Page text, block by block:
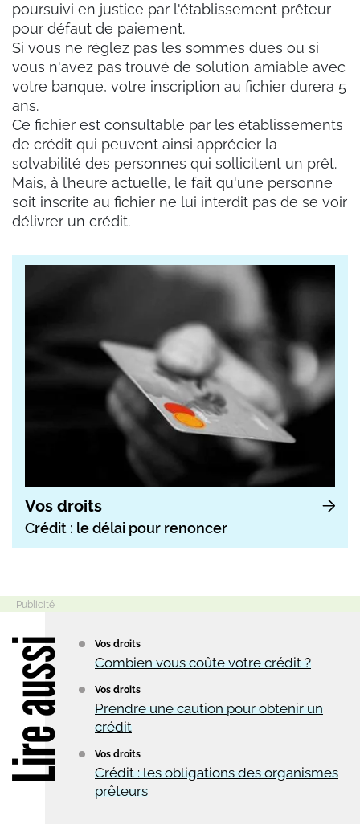
poursuivi en justice par l'établissement prêteur
pour défaut de paiement.
Si vous ne réglez pas les sommes dues ou si
vous n'avez pas trouvé de solution amiable avec
votre banque, votre inscription au fichier durera 5
ans.
Ce fichier est consultable par les établissements
de crédit qui peuvent ainsi apprécier la
solvabilité des personnes qui sollicitent un prêt.
Mais, à l’heure actuelle, le fait qu'une personne
soit inscrite au fichier ne lui interdit pas de se voir
délivrer un crédit.
Vos droits
Crédit : le délai pour renoncer
Vos droits
Combien vous coûte votre crédit ?
Vos droits
Prendre une caution pour obtenir un
crédit
Vos droits
Crédit : les obligations des organismes
prêteurs